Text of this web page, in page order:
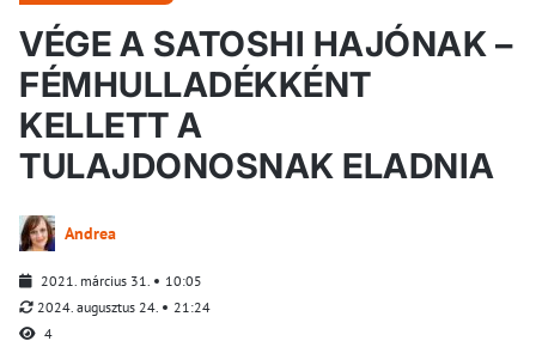
VÉGE A SATOSHI HAJÓNAK –
FÉMHULLADÉKKÉNT
KELLETT A
TULAJDONOSNAK ELADNIA
Andrea
2021. március 31.
10:05
2024. augusztus 24.
21:24
4